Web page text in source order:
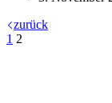
zurück
1 2